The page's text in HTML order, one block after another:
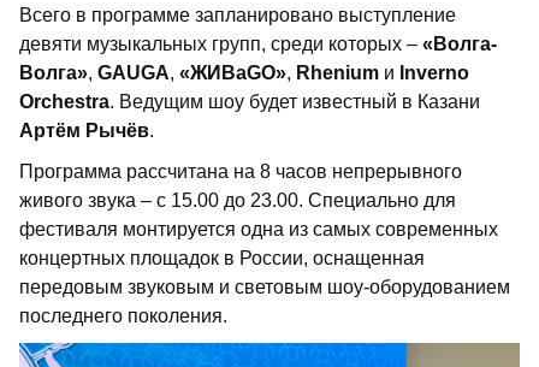
Всего в программе запланировано выступление
девяти музыкальных групп, среди которых – «Волга-
Волга», GAUGA, «ЖИВаGО», Rhenium и Inverno
Orchestra. Ведущим шоу будет известный в Казани
Артём Рычёв.
Программа рассчитана на 8 часов непрерывного
живого звука – с 15.00 до 23.00. Специально для
фестиваля монтируется одна из самых современных
концертных площадок в России, оснащенная
передовым звуковым и световым шоу-оборудованием
последнего поколения.